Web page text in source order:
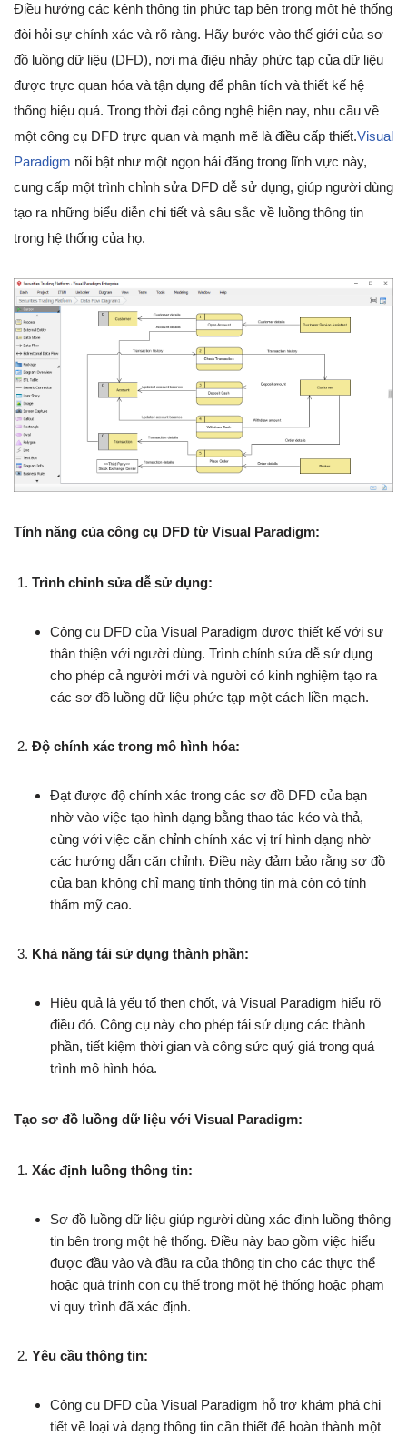
Điều hướng các kênh thông tin phức tạp bên trong một hệ thống
đòi hỏi sự chính xác và rõ ràng. Hãy bước vào thế giới của sơ
đồ luồng dữ liệu (DFD), nơi mà điệu nhảy phức tạp của dữ liệu
được trực quan hóa và tận dụng để phân tích và thiết kế hệ
thống hiệu quả. Trong thời đại công nghệ hiện nay, nhu cầu về
một công cụ DFD trực quan và mạnh mẽ là điều cấp thiết.Visual
Paradigm nổi bật như một ngọn hải đăng trong lĩnh vực này,
cung cấp một trình chỉnh sửa DFD dễ sử dụng, giúp người dùng
tạo ra những biểu diễn chi tiết và sâu sắc về luồng thông tin
trong hệ thống của họ.
Tính năng của công cụ DFD từ Visual Paradigm:
Trình chỉnh sửa dễ sử dụng:
Công cụ DFD của Visual Paradigm được thiết kế với sự
thân thiện với người dùng. Trình chỉnh sửa dễ sử dụng
cho phép cả người mới và người có kinh nghiệm tạo ra
các sơ đồ luồng dữ liệu phức tạp một cách liền mạch.
Độ chính xác trong mô hình hóa:
Đạt được độ chính xác trong các sơ đồ DFD của bạn
nhờ vào việc tạo hình dạng bằng thao tác kéo và thả,
cùng với việc căn chỉnh chính xác vị trí hình dạng nhờ
các hướng dẫn căn chỉnh. Điều này đảm bảo rằng sơ đồ
của bạn không chỉ mang tính thông tin mà còn có tính
thẩm mỹ cao.
Khả năng tái sử dụng thành phần:
Hiệu quả là yếu tố then chốt, và Visual Paradigm hiểu rõ
điều đó. Công cụ này cho phép tái sử dụng các thành
phần, tiết kiệm thời gian và công sức quý giá trong quá
trình mô hình hóa.
Tạo sơ đồ luồng dữ liệu với Visual Paradigm:
Xác định luồng thông tin:
Sơ đồ luồng dữ liệu giúp người dùng xác định luồng thông
tin bên trong một hệ thống. Điều này bao gồm việc hiểu
được đầu vào và đầu ra của thông tin cho các thực thể
hoặc quá trình con cụ thể trong một hệ thống hoặc phạm
vi quy trình đã xác định.
Yêu cầu thông tin:
Công cụ DFD của Visual Paradigm hỗ trợ khám phá chi
tiết về loại và dạng thông tin cần thiết để hoàn thành một